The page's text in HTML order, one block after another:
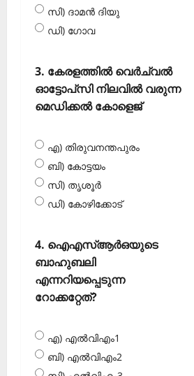
സി) ദാമന്‍ ദിയു
ഡി) ഗോവ
3. കേരളത്തില്‍ വെര്‍ച്വല്‍
ഓട്ടോപ്‌സി നിലവില്‍ വരുന്ന
മെഡിക്കല്‍ കോളെജ്
എ) തിരുവനന്തപുരം
ബി) കോട്ടയം
സി) തൃശൂര്‍
ഡി) കോഴിക്കോട്‌
4. ഐഎസ്ആര്‍ഒയുടെ
ബാഹുബലി
എന്നറിയപ്പെടുന്ന
റോക്കറ്റേത്?
എ) എല്‍വിഎം1
ബി) എല്‍വിഎം2